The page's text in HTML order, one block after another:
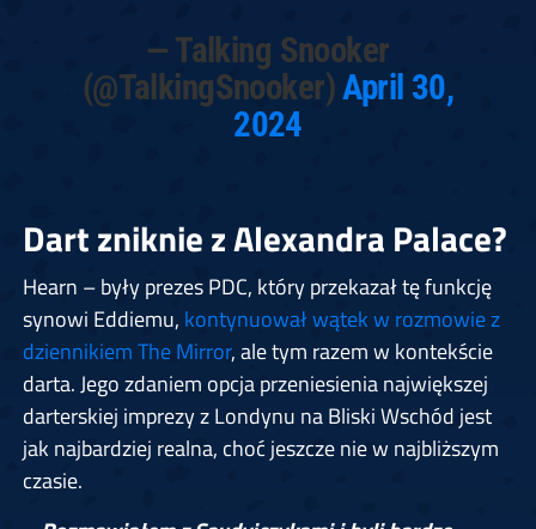
— Talking Snooker
(@TalkingSnooker)April 30,
2024
Dart zniknie z Alexandra Palace?
Hearn – były prezes PDC, który przekazał tę funkcję
synowi Eddiemu, kontynuował wątek w rozmowie z
dziennikiem The Mirror, ale tym razem w kontekście
darta. Jego zdaniem opcja przeniesienia największej
darterskiej imprezy z Londynu na Bliski Wschód jest
jak najbardziej realna, choć jeszcze nie w najbliższym
czasie.